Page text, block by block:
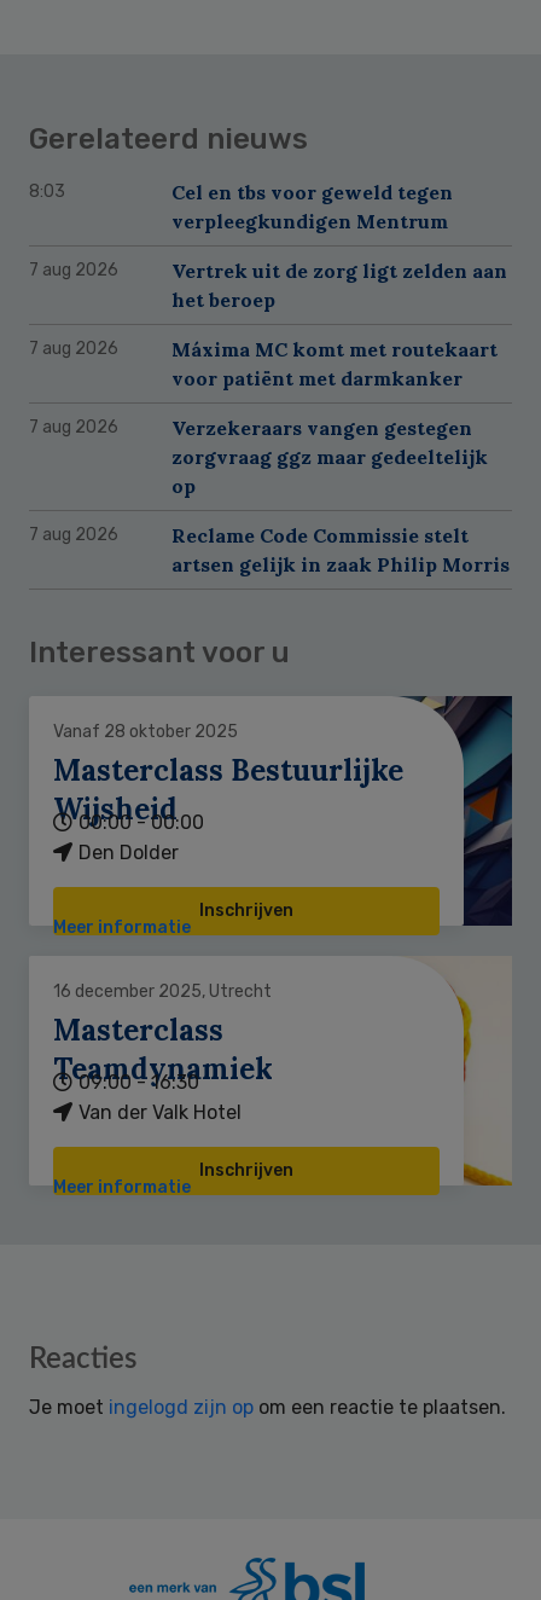
Gerelateerd nieuws
8:03
Cel en tbs voor geweld tegen
verpleegkundigen Mentrum
7 aug 2026
Vertrek uit de zorg ligt zelden aan
het beroep
7 aug 2026
Máxima MC komt met routekaart
voor patiënt met darmkanker
7 aug 2026
Verzekeraars vangen gestegen
zorgvraag ggz maar gedeeltelijk
op
7 aug 2026
Reclame Code Commissie stelt
artsen gelijk in zaak Philip Morris
Interessant voor u
Vanaf 28 oktober 2025
Masterclass Bestuurlijke
Wijsheid
00:00 - 00:00
Den Dolder
Inschrijven
Meer informatie
16 december 2025, Utrecht
Masterclass
Teamdynamiek
09:00 - 16:30
Van der Valk Hotel
Inschrijven
Meer informatie
Reader
Reacties
Je moet ingelogd zijn op om een reactie te plaatsen.